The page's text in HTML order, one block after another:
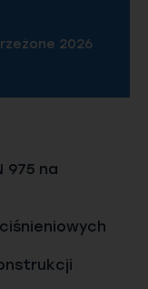
2026
975 na